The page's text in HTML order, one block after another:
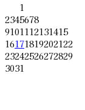
1
2345678
9101112131415
16171819202122
23242526272829
3031